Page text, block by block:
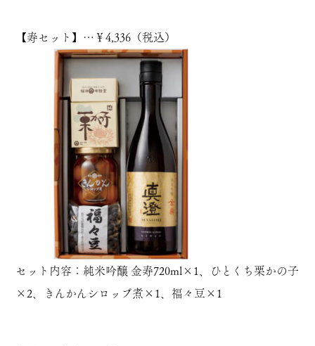
【寿セット 】…￥4,336（税込）
セット内容： 純米吟醸 金寿720ml ×1、
ひとくち栗かの子
×2、
きんかんシロップ煮 ×1、福々豆 ×1